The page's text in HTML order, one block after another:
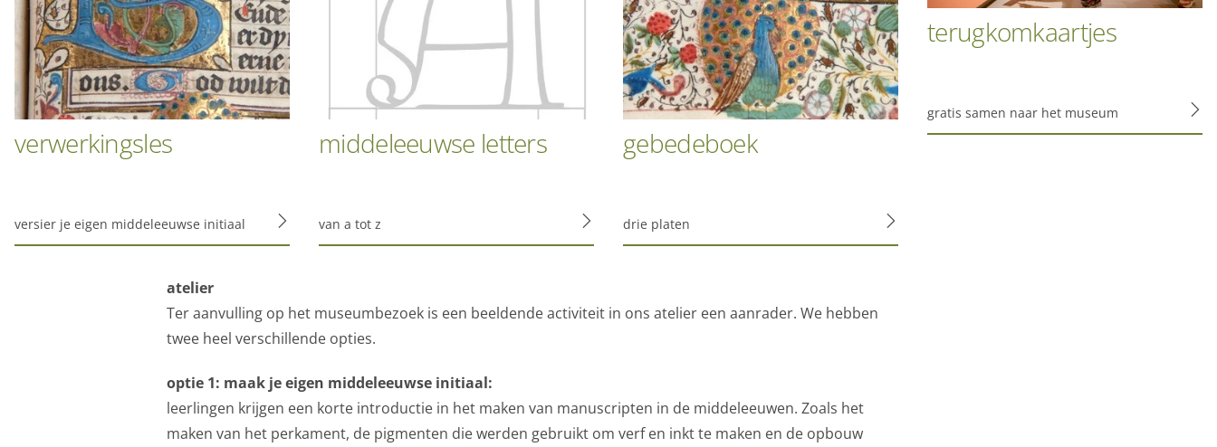
verwerkingsles
versier je eigen middeleeuwse initiaal
middeleeuwse letters
van a tot z
gebedeboek
drie platen
atelier
Ter aanvulling op het museumbezoek is een beeldende activiteit in ons atelier een aanrader. We hebben
twee heel verschillende opties.
optie 1: maak je eigen middeleeuwse initiaal:
leerlingen krijgen een korte introductie in het maken van manuscripten in de middeleeuwen. Zoals het
maken van het perkament, de pigmenten die werden gebruikt om verf en inkt te maken en de opbouw
terugkomkaartjes
gratis samen naar het museum